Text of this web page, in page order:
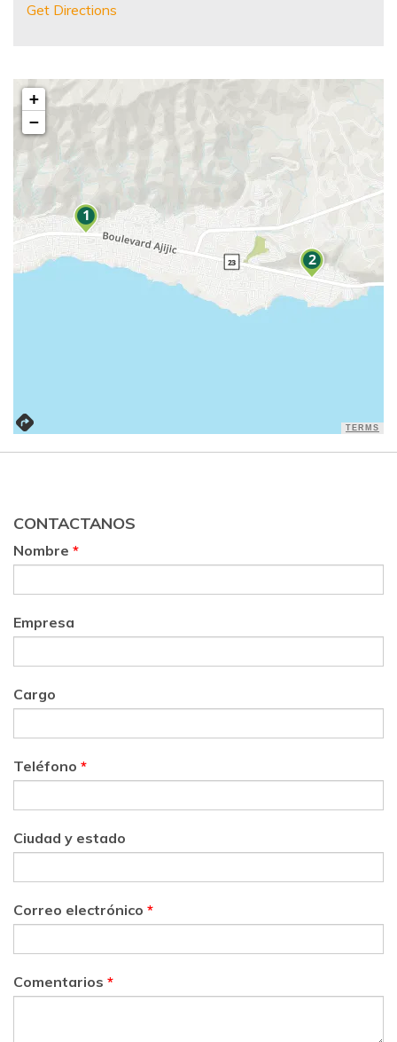
Get Directions
+
−
TERMS
CONTACTANOS
Nombre *
Empresa
Cargo
Teléfono *
Ciudad y estado
Correo electrónico *
Comentarios *